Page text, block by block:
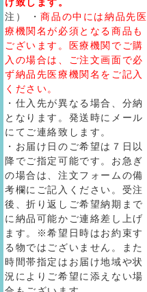
注） ・商品の中には納品先医
療機関名が必須となる商品も
ございます。医療機関でご購
入の場合は、ご注文画面で必
ず納品先医療機関名をご記入
ください。
・仕入先が異なる場合、分納
となります。発送時にメール
にてご連絡致します。
・お届け日のご希望は７日以
降でご指定可能です。お急ぎ
の場合は、注文フォームの備
考欄にご記入ください。受注
後、折り返しご希望納期まで
に納品可能かご連絡差し上げ
ます。※希望日時はお約束す
る物ではございません。また
時間帯指定はお届け地域や状
況によりご希望に添えない場